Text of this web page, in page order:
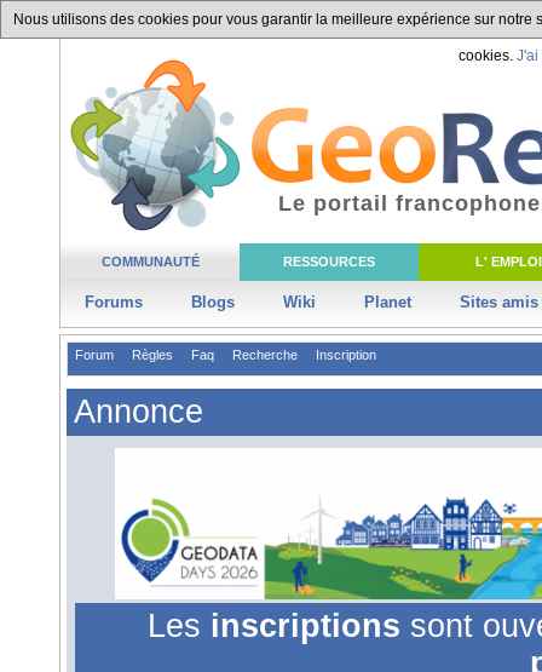
Nous utilisons des cookies pour vous garantir la meilleure expérience sur
cookies. J'ai
COMMUNAUTÉ RESSOURCES L' EMPLOI
Forums Blogs Wiki Planet Sites amis
Le portail
Forum Règles Faq Recherche Inscription
Annonce
Les inscriptions sont